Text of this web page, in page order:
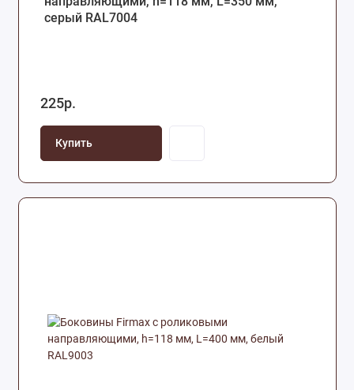
серый RAL7004
225р.
Купить